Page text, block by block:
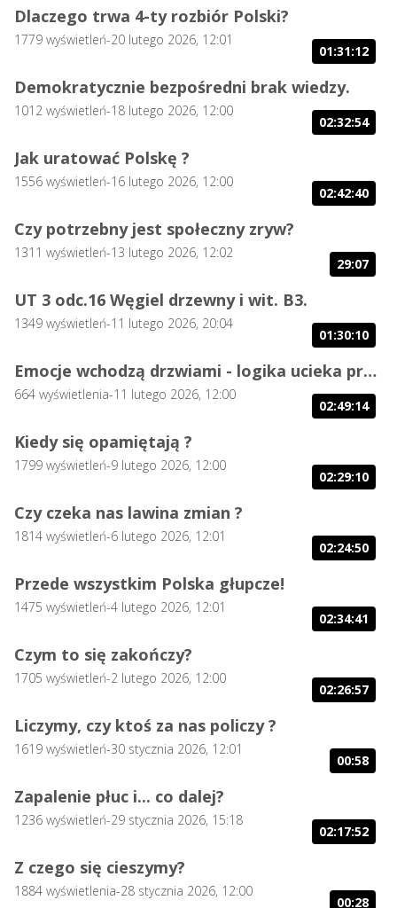
Dlaczego trwa 4-ty rozbiór Polski?
1779 wyświetleń-20 lutego 2026, 12:01
01:31:12
Demokratycznie bezpośredni brak wiedzy.
1012 wyświetleń-18 lutego 2026, 12:00
02:32:54
Jak uratować Polskę ?
1556 wyświetleń-16 lutego 2026, 12:00
02:42:40
Czy potrzebny jest społeczny zryw?
1311 wyświetleń-13 lutego 2026, 12:02
29:07
UT 3 odc.16 Węgiel drzewny i wit. B3.
1349 wyświetleń-11 lutego 2026, 20:04
01:30:10
Emocje wchodzą drzwiami - logika ucieka przez okno.
664 wyświetlenia-11 lutego 2026, 12:00
02:49:14
Kiedy się opamiętają ?
1799 wyświetleń-9 lutego 2026, 12:00
02:29:10
Czy czeka nas lawina zmian ?
1814 wyświetleń-6 lutego 2026, 12:01
02:24:50
Przede wszystkim Polska głupcze!
1475 wyświetleń-4 lutego 2026, 12:01
02:34:41
Czym to się zakończy?
1705 wyświetleń-2 lutego 2026, 12:00
02:26:57
Liczymy, czy ktoś za nas policzy ?
1619 wyświetleń-30 stycznia 2026, 12:01
00:58
Zapalenie płuc i... co dalej?
1236 wyświetleń-29 stycznia 2026, 15:18
02:17:52
Z czego się cieszymy?
1884 wyświetlenia-28 stycznia 2026, 12:00
00:28